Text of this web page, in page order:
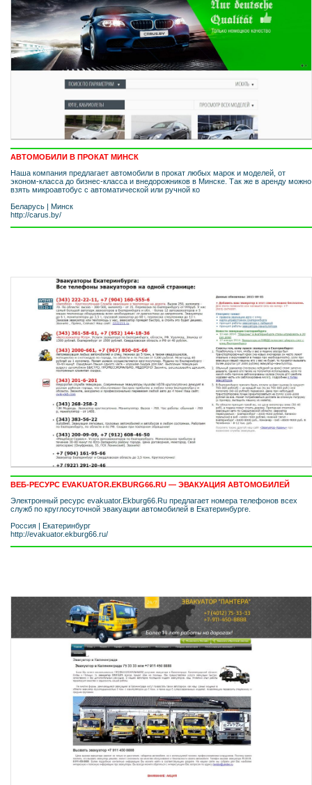
АВТОМОБИЛИ В ПРОКАТ МИНСК
Наша компания предлагает автомобили в прокат любых марок и моделей, от
эконом-класса до бизнес-класса и внедорожников в Минске. Так же в аренду можно
взять микроавтобус с автоматической или ручной ко
Беларусь | Минск
http://carus.by/
ВЕБ-РЕСУРС EVAKUATOR.EKBURG66.RU — ЭВАКУАЦИЯ АВТОМОБИЛЕЙ
Электронный ресурс evakuator.Ekburg66.Ru предлагает номера телефонов всех
служб по круглосуточной эвакуации автомобилей в Екатеринбурге.
Россия | Екатеринбург
http://evakuator.ekburg66.ru/